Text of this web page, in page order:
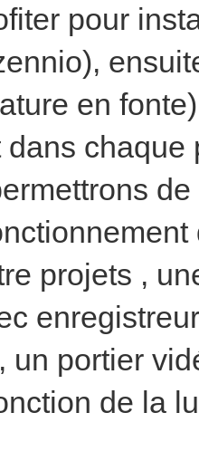
pour
en
dans
projets ,
un portier
de la